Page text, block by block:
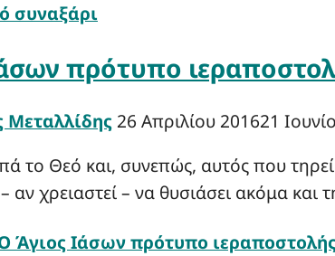
συναξάρι
πρότυπο
Μεταλλίδης 26 Απριλίου 201621
το Θεό και, συνεπώς, αυτός που
αν χρειαστεί – να θυσιάσει ακόμα και
Άγιος Ιάσων πρότυπο ιεραποστολής